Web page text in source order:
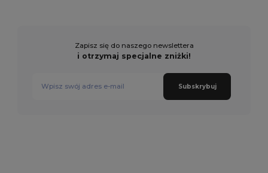
Zapisz się do naszego newslettera
i otrzymaj specjalne zniżki!
Subskrybuj